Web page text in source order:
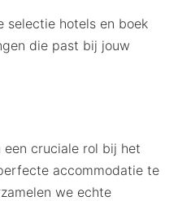
selectie hotels en boek
die past bij jouw
een cruciale rol bij het
accommodatie te
we echte